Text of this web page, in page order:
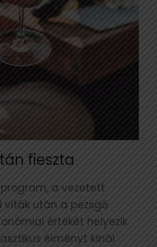
fieszta
a vezetett
viták után a pezsgő
értékét helyezik
élményt kínál